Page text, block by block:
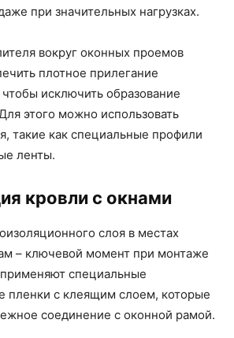
при значительных нагрузках.
вокруг оконных проемов
плотное прилегание
исключить образование
этого можно использовать
такие как специальные профили
ленты.
кровли с окнами
слоя в местах
– ключевой момент при монтаже
специальные
пленки с клеящим слоем, которые
соединение с оконной рамой.